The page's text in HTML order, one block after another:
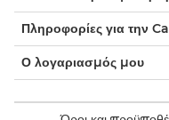
Πληροφορίες για την
Ο λογαριασμός μου